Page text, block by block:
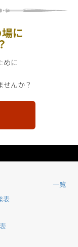
に
めに
せんか？
一覧
表